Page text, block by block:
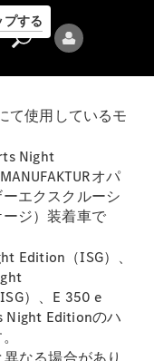
プする
て使用しているモ
Night
オパ
エクスクルーシ
ジ）装着車で
Edition（ISG）、
）、E 350 e
Night Editionのハ